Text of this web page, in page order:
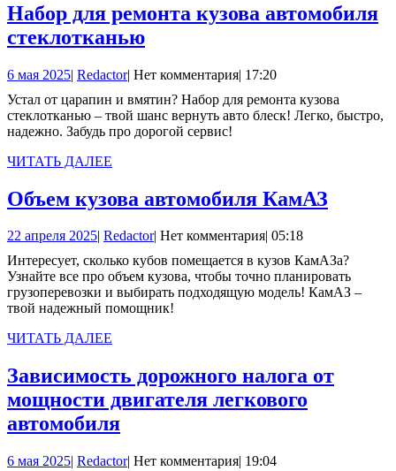
Набор для ремонта кузова автомобиля
стеклотканьюНабор
ремонта
кузова
автомобиля
6 мая 20256
2025
| RedactorRedactor
| Нет комментария| 17:20
Устал от царапин и вмятин? Набор для ремонта кузова
стеклотканью – твой шанс вернуть авто блеск! Легко, быстро,
надежно. Забудь про дорогой сервис!
ЧИТАТЬ ДАЛЕЕ
Объем кузова автомобиля КамАЗ
КамАЗ
22 апреля 202522
2025
| RedactorRedactor
| Нет комментария| 05:18
Интересует, сколько кубов помещается в кузов КамАЗа?
Узнайте все про объем кузова, чтобы точно планировать
грузоперевозки и выбирать подходящую модель! КамАЗ –
твой надежный помощник!
ЧИТАТЬ ДАЛЕЕ
Зависимость дорожного налога от
мощности двигателя легкового
автомобиляЗависимость
6 мая 20256| RedactorRedactor
| Нет комментария| 19:04